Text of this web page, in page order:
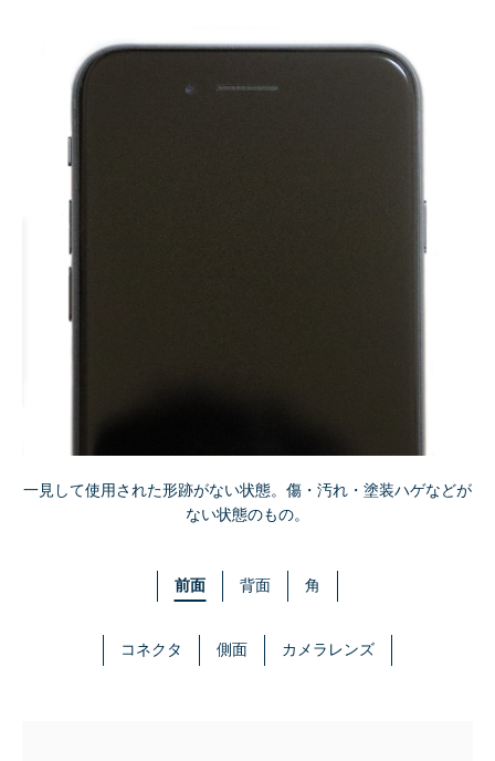
一見して使用された形跡がない状態。傷・汚れ・塗装ハゲなどが
ない状態のもの。
前面 背面 角
コネクタ 側面 カメラレンズ